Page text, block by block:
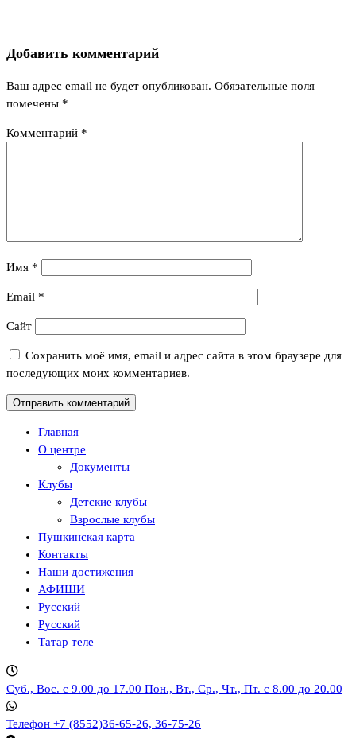
Добавить комментарий
Ваш адрес email не будет опубликован. Обязательные поля
помечены *
Комментарий *
Имя *
Email *
Сайт
Сохранить моё имя, email и адрес сайта в этом браузере для
последующих моих комментариев.
Главная
О центре
Документы
Клубы
Детские клубы
Взрослые клубы
Пушкинская карта
Контакты
Наши достижения
АФИШИ
Русский
Русский
Татар теле
Суб., Вос. с 9.00 до 17.00 Пон., Вт., Ср., Чт., Пт. с 8.00 до 20.00
Телефон +7 (8552)36-65-26, 36-75-26